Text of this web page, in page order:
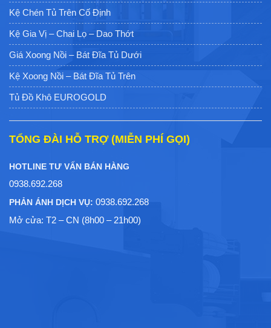
Kệ Chén Tủ Trên Cố Định
Kệ Gia Vị – Chai Lọ – Dao Thớt
Giá Xoong Nồi – Bát Đĩa Tủ Dưới
Kệ Xoong Nồi – Bát Đĩa Tủ Trên
Tủ Đồ Khô EUROGOLD
TỔNG ĐÀI HỖ TRỢ (MIỄN PHÍ GỌI)
HOTLINE TƯ VẤN BÁN HÀNG
0938.692.268
PHẢN ÁNH DỊCH VỤ: 0938.692.268
Mở cửa: T2 – CN (8h00 – 21h00)